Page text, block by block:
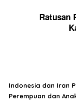
Ratusan
Indonesia dan Iran
Perempuan dan